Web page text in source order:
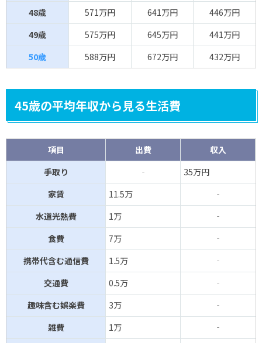
48歳
571万円 641万円
446万円
49歳
575万円 645万円
441万円
50歳
588万円 672万円 432万円
45歳の平均年収から見る生活費
項目 出費
収入
手取り
‐
35万円
家賃
11.5万
‐
水道光熱費
1万
‐
食費
7万
‐
携帯代含む通信費
1.5万
‐
交通費
0.5万
‐
趣味含む娯楽費
3万
‐
雑費
1万
‐